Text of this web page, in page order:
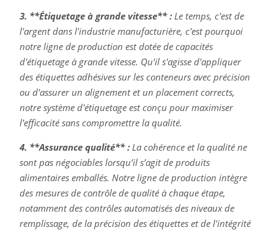
3. **Étiquetage à grande vitesse** :Le temps, c'est de
l'argent dans l'industrie manufacturière, c'est pourquoi
notre ligne de production est dotée de capacités
d'étiquetage à grande vitesse. Qu'il s'agisse d'appliquer
des étiquettes adhésives sur les conteneurs avec précision
ou d'assurer un alignement et un placement corrects,
notre système d'étiquetage est conçu pour maximiser
l'efficacité sans compromettre la qualité.
4. **Assurance qualité** :La cohérence et la qualité ne
sont pas négociables lorsqu’il s’agit de produits
alimentaires emballés. Notre ligne de production intègre
des mesures de contrôle de qualité à chaque étape,
notamment des contrôles automatisés des niveaux de
remplissage, de la précision des étiquettes et de l'intégrité